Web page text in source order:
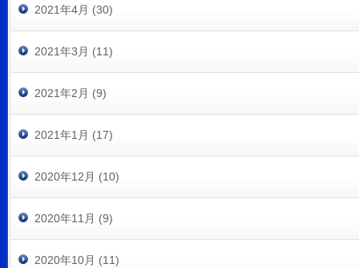
2021年4月 (30)
2021年3月 (11)
2021年2月 (9)
2021年1月 (17)
2020年12月 (10)
2020年11月 (9)
2020年10月 (11)